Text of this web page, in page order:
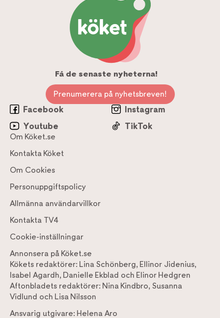
Få de senaste nyheterna!
Prenumerera på nyhetsbreven!
Facebook
Instagram
Youtube
TikTok
Om Köket.se
Kontakta Köket
Om Cookies
Personuppgiftspolicy
Allmänna användarvillkor
Kontakta TV4
Cookie-inställningar
Annonsera på Köket.se
Kökets redaktörer: Lina Schönberg, Ellinor Jidenius,
Isabel Agardh, Danielle Ekblad och Elinor Hedgren
Aftonbladets redaktörer: Nina Kindbro, Susanna
Vidlund och Lisa Nilsson
Ansvarig utgivare: Helena Aro